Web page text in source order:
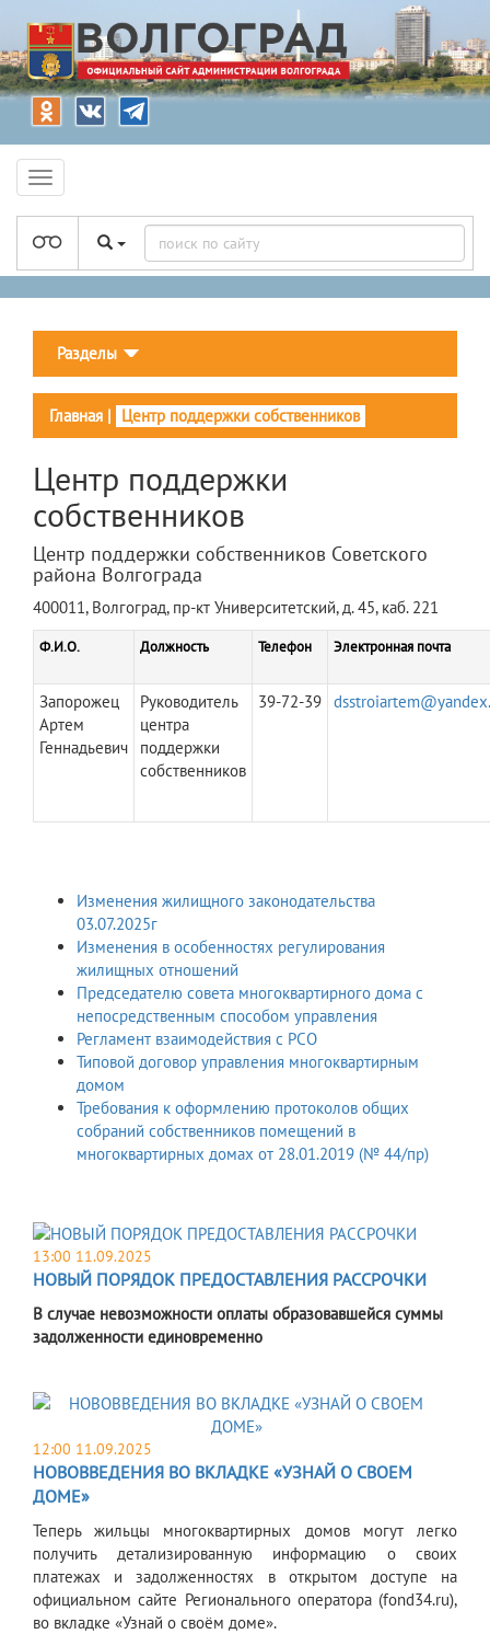
Разделы
Главная | Центр поддержки собственников
Центр поддержки
собственников
Центр поддержки собственников Советского
района Волгограда
400011, Волгоград, пр-кт Университетский, д. 45, каб. 221
Ф.И.О. Должность Телефон Электронная почта
Запорожец
Артем
Геннадьевич
Руководитель
центра
поддержки
собственников
39-72-39
Изменения жилищного законодательства
03.07.2025г
Изменения в особенностях регулирования
жилищных отношений
Председателю совета многоквартирного дома с
непосредственным способом управления
Регламент взаимодействия с РСО
Типовой договор управления многоквартирным
домом
Требования к оформлению протоколов общих
собраний собственников помещений в
многоквартирных домах от 28.01.2019 (№ 44/пр)
13:00 11.09.2025
НОВЫЙ ПОРЯДОК ПРЕДОСТАВЛЕНИЯ РАССРОЧКИ
В случае невозможности оплаты образовавшейся суммы
задолженности единовременно
12:00 11.09.2025
НОВОВВЕДЕНИЯ ВО ВКЛАДКЕ «УЗНАЙ О СВОЕМ
ДОМЕ»
Теперь жильцы многоквартирных домов могут легко
получить детализированную информацию о своих
платежах и задолженностях в открытом доступе на
официальном сайте Регионального оператора (fond34.ru),
во вкладке «Узнай о своём доме».